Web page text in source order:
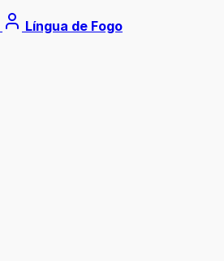
Língua de Fogo